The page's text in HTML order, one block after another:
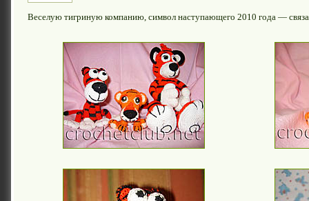
Веселую тигриную компанию, символ наступающего 2010 года —